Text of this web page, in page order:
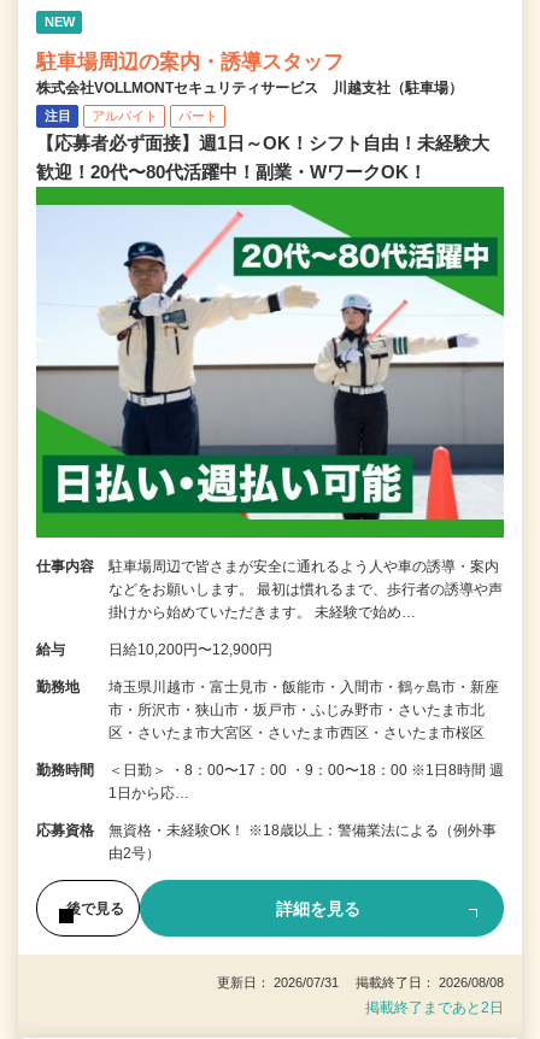
NEW
駐車場周辺の案内・誘導スタッフ
株式会社VOLLMONTセキュリティサービス 川越支社（駐車場）
注目 アルバイト パート
【応募者必ず面接】週1日～OK！シフト自由！未経験大
歓迎！20代〜80代活躍中！副業・WワークOK！
仕事内容
駐車場周辺で皆さまが安全に通れるよう人や車の誘導・案内
などをお願いします。 最初は慣れるまで、歩行者の誘導や声
掛けから始めていただきます。 未経験で始め…
給与 日給10,200円〜12,900円
勤務地
埼玉県川越市・富士見市・飯能市・入間市・鶴ヶ島市・新座
市・所沢市・狭山市・坂戸市・ふじみ野市・さいたま市北
区・さいたま市大宮区・さいたま市西区・さいたま市桜区
勤務時間
＜日勤＞ ・8：00〜17：00 ・9：00〜18：00 ※1日8時間 週
1日から応…
応募資格
無資格・未経験OK！ ※18歳以上：警備業法による（例外事
由2号）
後で見る 詳細を見る
更新日： 2026/07/31 掲載終了日： 2026/08/08
掲載終了まであと2日